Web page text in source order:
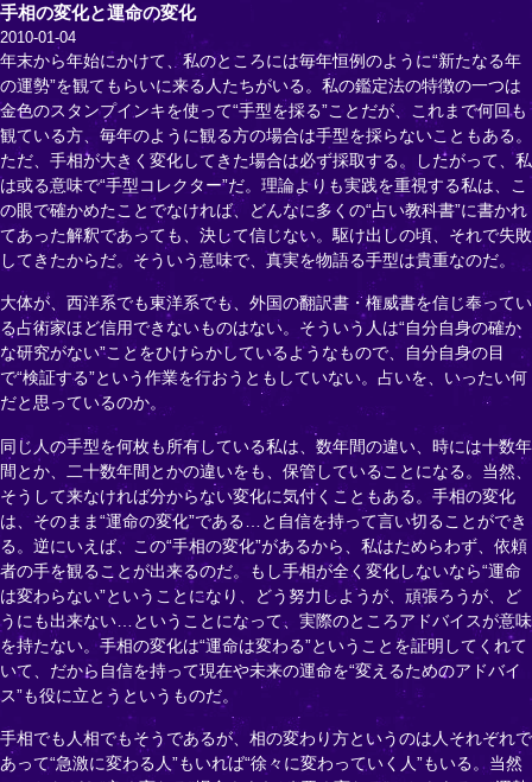
手相の変化と運命の変化
2010-01-04
年末から年始にかけて、私のところには毎年恒例のように“新たなる年
の運勢”を観てもらいに来る人たちがいる。私の鑑定法の特徴の一つは
金色のスタンプインキを使って“手型を採る”ことだが、これまで何回も
観ている方、毎年のように観る方の場合は手型を採らないこともある。
ただ、手相が大きく変化してきた場合は必ず採取する。したがって、私
は或る意味で“手型コレクター”だ。理論よりも実践を重視する私は、こ
の眼で確かめたことでなければ、どんなに多くの“占い教科書”に書かれ
てあった解釈であっても、決して信じない。駆け出しの頃、それで失敗
してきたからだ。そういう意味で、真実を物語る手型は貴重なのだ。
大体が、西洋系でも東洋系でも、外国の翻訳書・権威書を信じ奉ってい
る占術家ほど信用できないものはない。そういう人は“自分自身の確か
な研究がない”ことをひけらかしているようなもので、自分自身の目
で“検証する”という作業を行おうともしていない。占いを、いったい何
だと思っているのか。
同じ人の手型を何枚も所有している私は、数年間の違い、時には十数年
間とか、二十数年間とかの違いをも、保管していることになる。当然、
そうして来なければ分からない変化に気付くこともある。手相の変化
は、そのまま“運命の変化”である…と自信を持って言い切ることができ
る。逆にいえば、この“手相の変化”があるから、私はためらわず、依頼
者の手を観ることが出来るのだ。もし手相が全く変化しないなら“運命
は変わらない”ということになり、どう努力しようが、頑張ろうが、ど
うにも出来ない…ということになって、実際のところアドバイスが意味
を持たない。手相の変化は“運命は変わる”ということを証明してくれて
いて、だから自信を持って現在や未来の運命を“変えるためのアドバイ
ス”も役に立とうというものだ。
手相でも人相でもそうであるが、相の変わり方というのは人それぞれで
あって“急激に変わる人”もいれば“徐々に変わっていく人”もいる。当然